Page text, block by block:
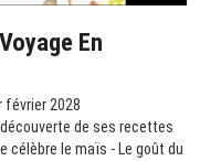
En
février 2028
de ses recettes
célèbre le maïs - Le goût du